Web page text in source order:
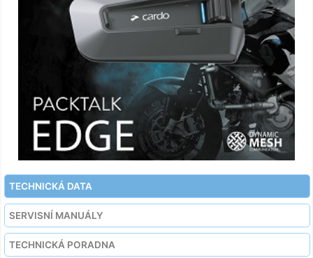
TECHNICKÁ DATA
SERVISNÍ MANUÁLY
TECHNICKÁ PORADNA